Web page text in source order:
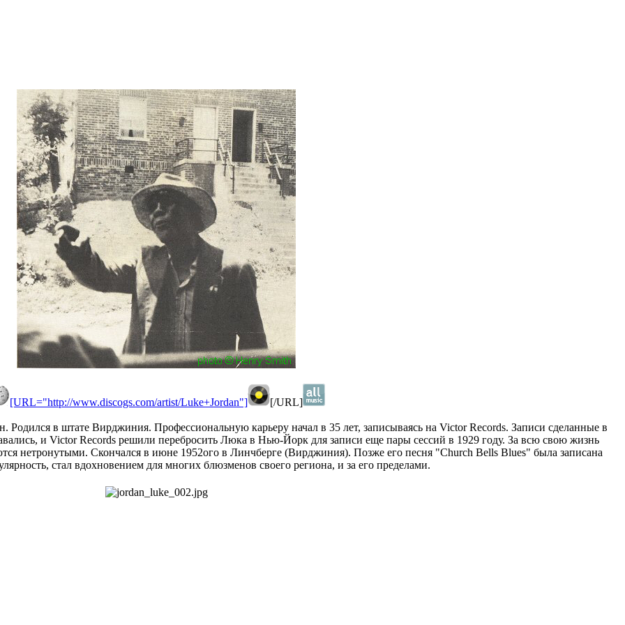
[URL="http://www.discogs.com/artist/Luke+Jordan"] [/URL]
в штате Вирджиния. Профессиональную карьеру начал в 35 лет, записываясь на Victor Records. Записи сделанные в
и Victor Records решили перебросить Люка в Нью-Йорк для записи еще пары сессий в 1929 году. За всю свою жизнь
нетронутыми. Скончался в июне 1952ого в Линчберге (Вирджиния). Позже его песня "Church Bells Blues" была записана
стал вдохновением для многих блюзменов своего региона, и за его пределами.